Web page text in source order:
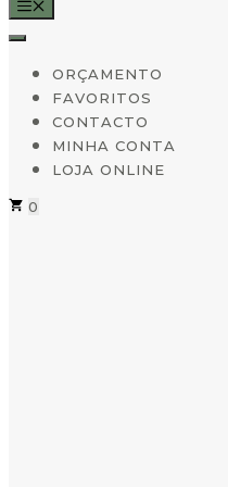
ORÇAMENTO
FAVORITOS
CONTACTO
MINHA CONTA
LOJA ONLINE
0